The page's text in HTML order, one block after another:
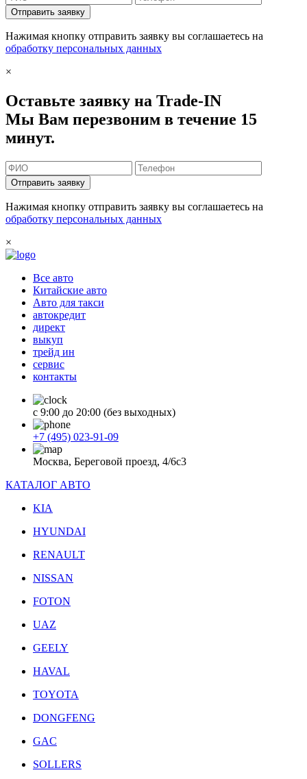
Отправить заявку
Нажимая кнопку отправить заявку вы соглашаетесь на
обработку персональных данных
×
Оставьте заявку на Trade-IN
Мы Вам перезвоним в течение 15
минут.
Отправить заявку
Нажимая кнопку отправить заявку вы соглашаетесь на
обработку персональных данных
×
Все авто
Китайские авто
Авто для такси
автокредит
директ
выкуп
трейд ин
сервис
контакты
с 9:00 до 20:00 (без выходных)
+7 (495) 023-91-09
Москва, Береговой проезд, 4/6с3
КАТАЛОГ АВТО
KIA
HYUNDAI
RENAULT
NISSAN
FOTON
UAZ
GEELY
HAVAL
TOYOTA
DONGFENG
GAC
SOLLERS